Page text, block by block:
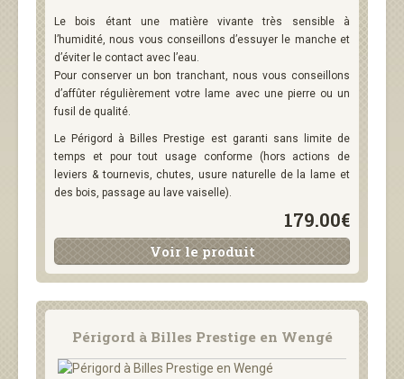
Le bois étant une matière vivante très sensible à
l’humidité, nous vous conseillons d’essuyer le manche et
d’éviter le contact avec l’eau.
Pour conserver un bon tranchant, nous vous conseillons
d’affûter régulièrement votre lame avec une pierre ou un
fusil de qualité.
Le Périgord à Billes Prestige est garanti sans limite de
temps et pour tout usage conforme (hors actions de
leviers & tournevis, chutes, usure naturelle de la lame et
des bois, passage au lave vaiselle).
179.00€
Voir le produit
Périgord à Billes Prestige en Wengé